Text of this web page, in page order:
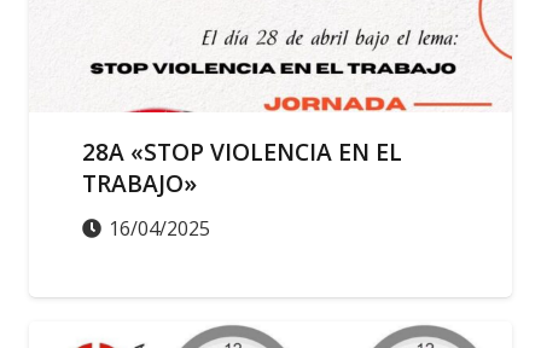
28A «STOP VIOLENCIA EN EL
TRABAJO»
16/04/2025